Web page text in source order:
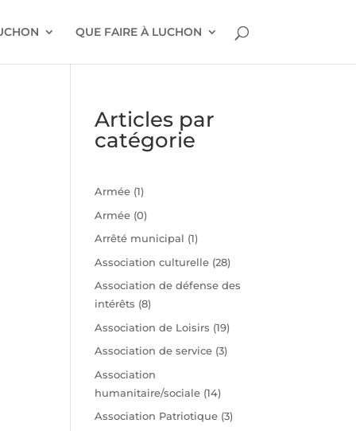
QUE FAIRE À LUCHON
Articles par
catégorie
Armée (1)
Armée (0)
Arrêté municipal (1)
Association culturelle (28)
Association de défense des
intérêts (8)
Association de Loisirs (19)
Association de service (3)
Association
humanitaire/sociale (14)
Association Patriotique (3)